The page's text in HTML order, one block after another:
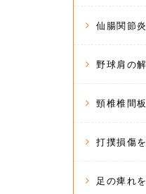
仙腸関節
野球肩の
頸椎椎間
打撲損傷
足の痺れ